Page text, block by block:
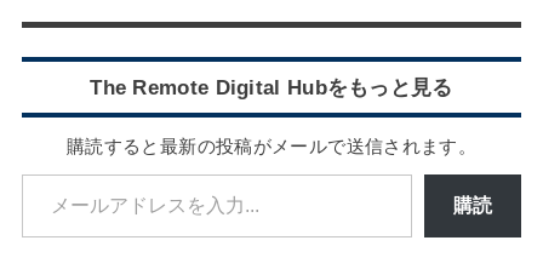
The Remote Digital Hubをもっと見る
購読すると最新の投稿がメールで送信されます。
メールアドレスを入力...
購読